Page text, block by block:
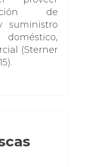
de
suministro
(Sterner